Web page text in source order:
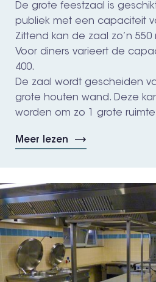
De grote feestzaal is
publiek met een capaciteit
Zittend kan de zaal zo’n
Voor diners varieert de
400.
De zaal wordt gescheiden
grote houten wand. Deze
worden om zo 1 grote
Meer lezen